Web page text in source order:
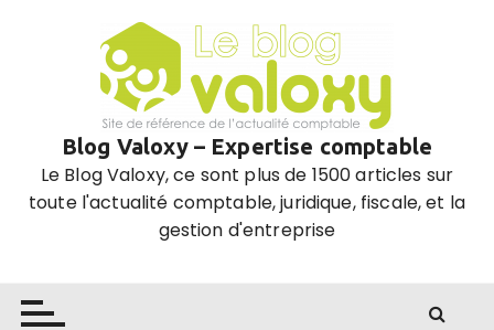
Blog Valoxy – Expertise comptable
Le Blog Valoxy, ce sont plus de 1500 articles sur
toute l'actualité comptable, juridique, fiscale, et la
gestion d'entreprise